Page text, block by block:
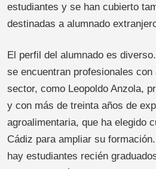
estudiantes y se han cubierto
destinadas a alumnado
El perfil del alumnado es
se encuentran profesionales
sector, como Leopoldo Anzola,
y con más de treinta años de
agroalimentaria, que ha elegido
Cádiz para ampliar su
hay estudiantes recién